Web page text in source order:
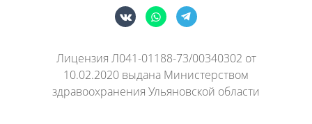
Лицензия Л041-01188-73/00340302 от
10.02.2020 выдана Министерством
здравоохранения Ульяновской области